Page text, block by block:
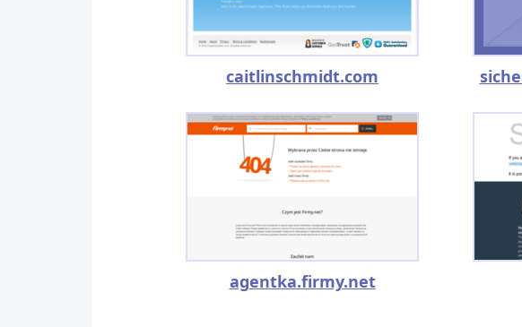
caitlinschmidt.com
agentka.firmy.net